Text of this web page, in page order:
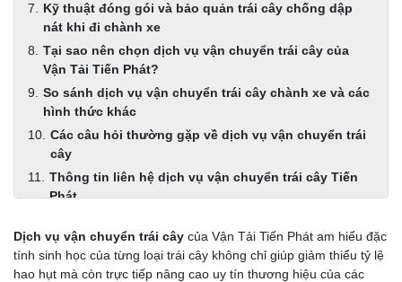
Kỹ thuật đóng gói và bảo quản trái cây chống dập
nát khi đi chành xe
Tại sao nên chọn dịch vụ vận chuyển trái cây của
Vận Tải Tiến Phát?
So sánh dịch vụ vận chuyển trái cây chành xe và các
hình thức khác
Các câu hỏi thường gặp về dịch vụ vận chuyển trái
cây
Thông tin liên hệ dịch vụ vận chuyển trái cây Tiến
Phát
Dịch vụ vận chuyển trái cây của Vận Tải Tiến Phát am hiểu đặc
tính sinh học của từng loại trái cây không chỉ giúp giảm thiểu tỷ lệ
hao hụt mà còn trực tiếp nâng cao uy tín thương hiệu của các